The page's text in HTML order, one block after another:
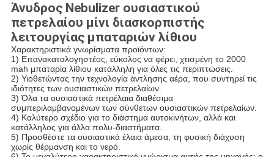
Άνυδρος Nebulizer ουσιαστικού
πετρελαίου μίνι διασκορπιστής
λειτουργίας μπαταριών λίθιου
Χαρακτηριστικά γνωρίσματα προϊόντων:
1) Επανακαταλογηστέος, εύκολος να φέρει, χτισμένη το 2000
mah μπαταρία λίθιου κατάλληλη για όλες τις περιπτώσεις.
2) Υιοθετώντας την τεχνολογία άντλησης αέρα, που συντηρεί τις
ιδιότητες των ουσιαστικών πετρελαίων.
3) Όλα τα ουσιαστικά πετρέλαια διαθέσιμα
συμπεριλαμβανομένων των σύνθετων ουσιαστικών πετρελαίων.
4) Καλύτερο σχέδιο για το διάστημα αυτοκινήτων, αλλά και
κατάλληλος για άλλα πολυ-διαστήματα.
5) Προσθέστε τα ουσιαστικά έλαια άμεσα, τη φυσική διάχυση
χωρίς θέρμανση και το νερό.